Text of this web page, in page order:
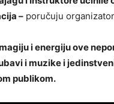
– poručuju
i energiju ove
i muzike i
publikom.